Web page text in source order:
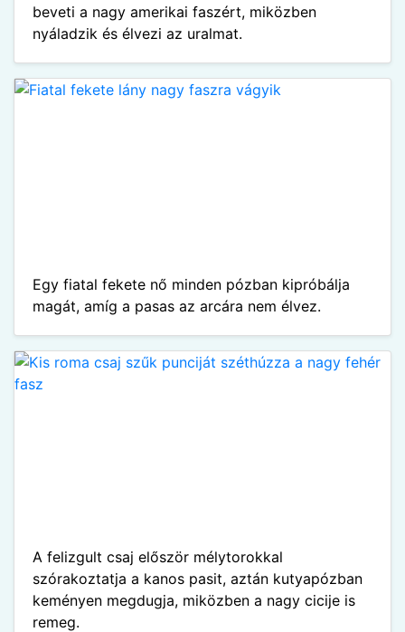
beveti a nagy amerikai faszért, miközben
nyáladzik és élvezi az uralmat.
Egy fiatal fekete nő minden pózban kipróbálja
magát, amíg a pasas az arcára nem élvez.
A felizgult csaj először mélytorokkal
szórakoztatja a kanos pasit, aztán kutyapózban
keményen megdugja, miközben a nagy cicije is
remeg.